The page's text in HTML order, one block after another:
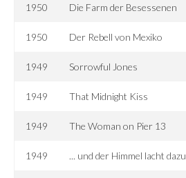
1950 Die Farm der Besessenen
1950 Der Rebell von Mexiko
1949 Sorrowful Jones
1949 That Midnight Kiss
1949 The Woman on Pier 13
1949 ... und der Himmel lacht dazu